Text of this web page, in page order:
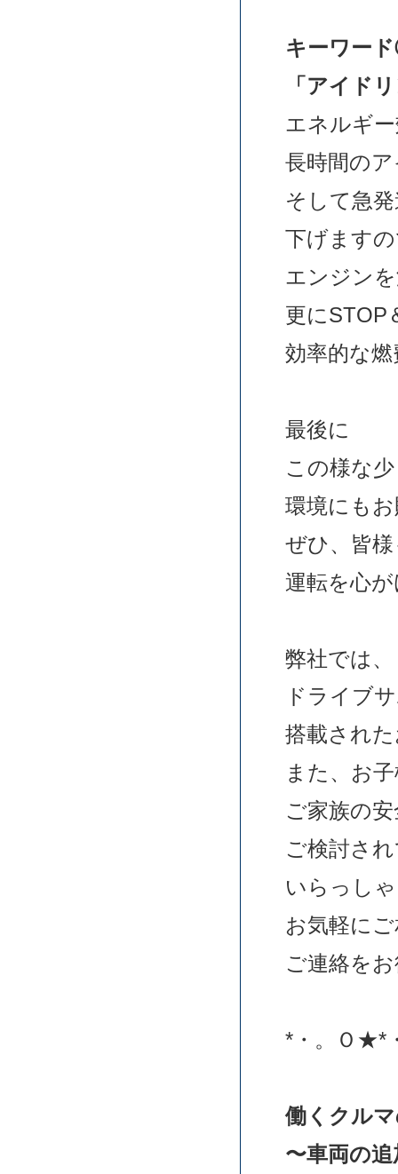
キーワー
「アイド
エネルギ
長時間の
そして急
下げます
エンジン
更にSTOP
効率的な
最後に
この様な
環境にも
ぜひ、皆
運転を心
弊社では、
ドライブ
搭載され
また、お
ご家族の
ご検討さ
いらっし
お気軽に
ご連絡を
*・。Ｏ★*
働くクル
〜車両の